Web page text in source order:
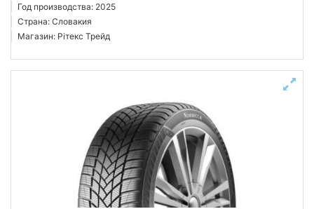
Год производства: 2025
Страна: Словакия
Магазин: Рітекс Трейд